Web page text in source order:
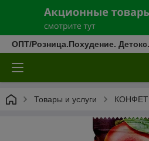
ОПТ/Розница.Похудение.
Товары и услуги